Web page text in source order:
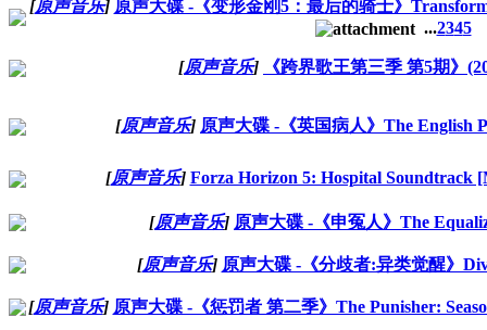
[原声音乐] 原声大碟 -《变形金刚5：最后的骑士》
...2345
[原声音乐] 《跨界歌王第三季 第5期》
[原声音乐] 原声大碟 -《英国病人》The English
[原声音乐] Forza Horizon 5: Hospital Soundtrack
[原声音乐] 原声大碟 -《申冤人》The
[原声音乐] 原声大碟 -《分歧者:异类觉醒》
[原声音乐] 原声大碟 -《惩罚者 第二季》The Punisher: